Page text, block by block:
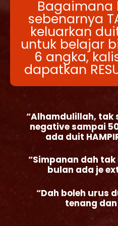
Bagaimana
sebenarnya
keluarkan
untuk belajar
6 angka,
dapatkan
“Alhamdulillah, tak
negative sampai
ada duit
“Simpanan dah
bulan ada je
“Dah boleh urus
tenang dan